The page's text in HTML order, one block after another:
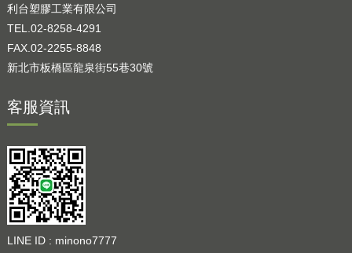
利台塑膠工業有限公司
TEL.02-8258-4291
FAX.02-2255-8848
新北市板橋區龍泉街55巷30號
客服資訊
LINE ID : minono7777